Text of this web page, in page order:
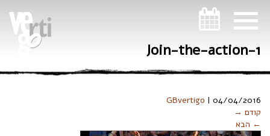
Join-the-action-1
GBvertigo | 04/04/2016
קודם →
← הבא